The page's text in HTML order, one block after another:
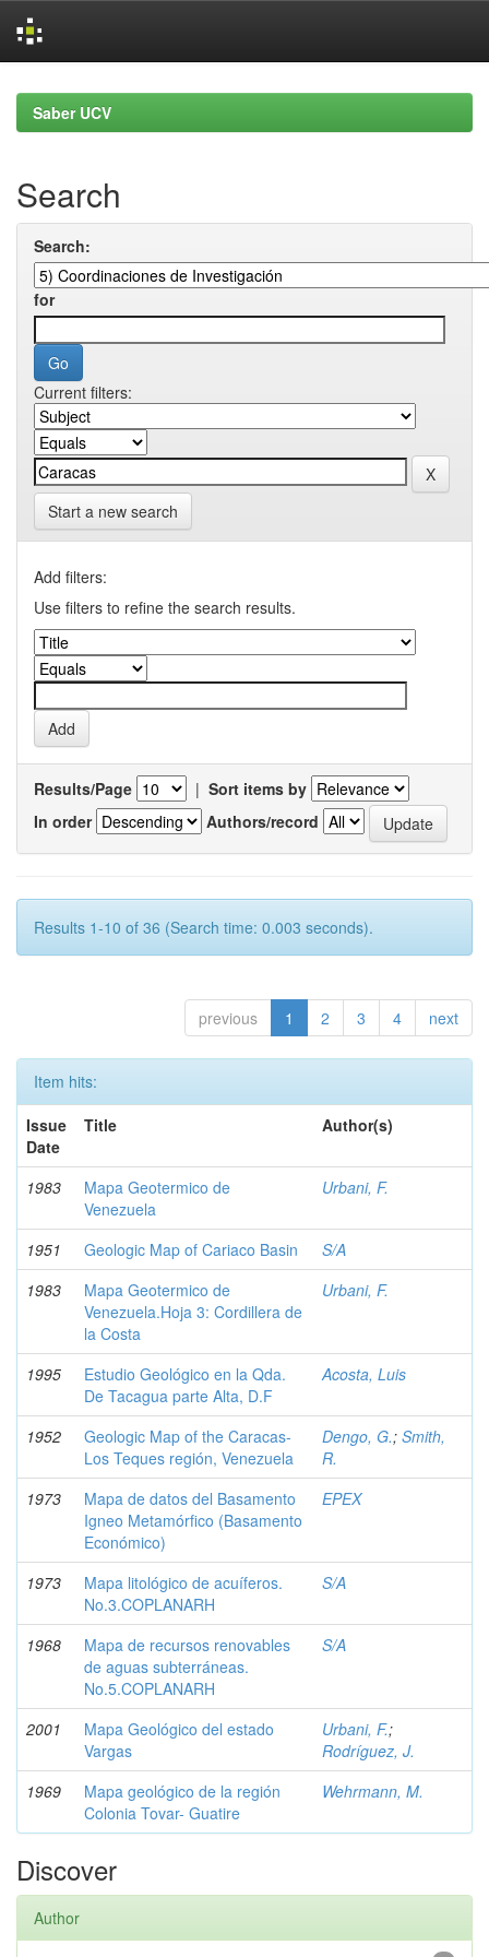
navigationSaber UCV
Search
Search:
for
Current filters:
Start a new search
Add filters:
Use filters to refine the search results.
Results/Page | Sort items by
In order
Authors/record
Results 1-10 of 36 (Search time: 0.003 seconds).
previous 1 2 3 4 next
Item hits:
Issue
Date
Title Author(s)
1983
Mapa Geotermico de
Venezuela
Urbani, F.
1951 Geologic Map of Cariaco Basin
S/A
1983
Mapa Geotermico de
Venezuela.Hoja 3: Cordillera de
la Costa
Urbani, F.
1995
Estudio Geológico en la Qda.
De Tacagua parte Alta, D.F
Acosta, Luis
1952
Geologic Map of the Caracas-
Los Teques región, Venezuela
Dengo, G.; Smith,
R.
1973
Mapa de datos del Basamento
Igneo Metamórfico (Basamento
Económico)
EPEX
1973
Mapa litológico de acuíferos.
No.3.COPLANARH
S/A
1968
Mapa de recursos renovables
de aguas subterráneas.
No.5.COPLANARH
S/A
2001
Mapa Geológico del estado
Vargas
Urbani, F.;
Rodríguez, J.
1969
Mapa geológico de la región
Colonia Tovar- Guatire
Wehrmann, M.
Discover
Author